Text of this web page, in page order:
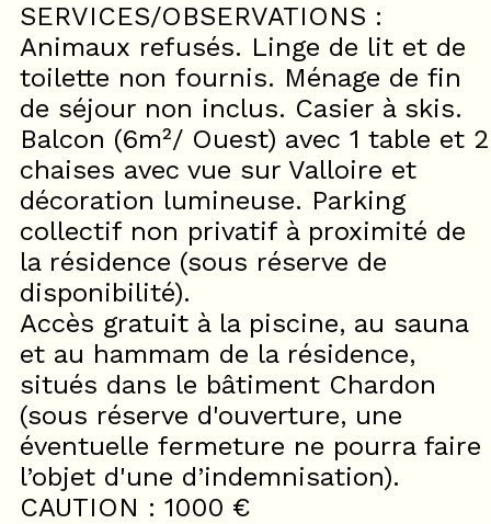
SERVICES/OBSERVATIONS :
Animaux refusés. Linge de lit et de
toilette non fournis. Ménage de fin
de séjour non inclus. Casier à skis.
Balcon (6m²/ Ouest) avec 1 table et 2
chaises avec vue sur Valloire et
décoration lumineuse. Parking
collectif non privatif à proximité de
la résidence (sous réserve de
disponibilité).
Accès gratuit à la piscine, au sauna
et au hammam de la résidence,
situés dans le bâtiment Chardon
(sous réserve d'ouverture, une
éventuelle fermeture ne pourra faire
l’objet d'une d’indemnisation).
CAUTION : 1000 €